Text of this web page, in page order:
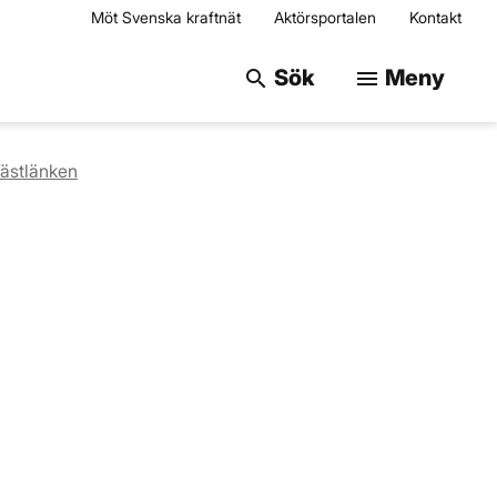
Möt Svenska kraftnät Aktörsportalen Kontakt
search Sök Sök på
menu Meny